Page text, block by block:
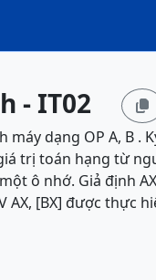
- IT02 
dạng OP A, B .
trị toán hạng từ
ô nhớ. Giả định AX
AX, [BX] được thực